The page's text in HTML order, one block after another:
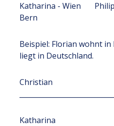
Katharina - Wien
Bern
Beispiel: Florian wohnt
liegt in Deutschland.
Christian
Katharina